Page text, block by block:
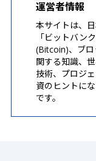
運営者情報
本サイトは、
「ビットバン
(Bitcoin)、ブロ
関する知識、
技術、プロジ
資のヒントに
です。